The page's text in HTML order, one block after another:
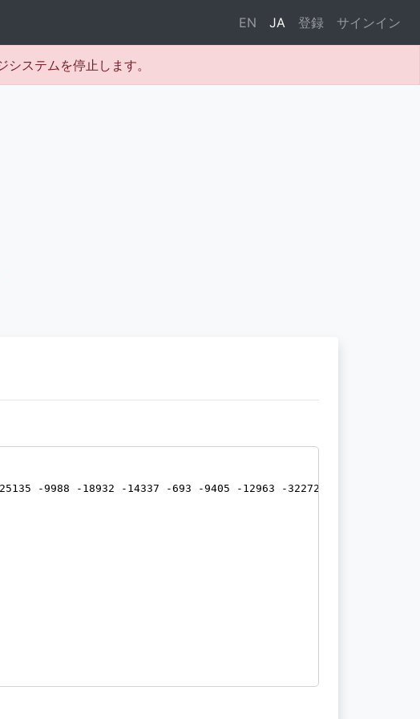
EN JA 登録 サインイン
ステムを停止します。
-9988 -18932 -14337 -693 -9405 -12963 -32272 -19215 -